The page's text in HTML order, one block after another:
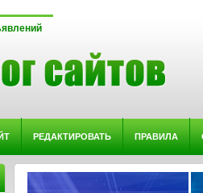
РЕДАКТИРОВАТЬ ПРАВИЛА